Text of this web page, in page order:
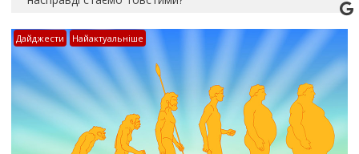
Дайджести Найактуальніше